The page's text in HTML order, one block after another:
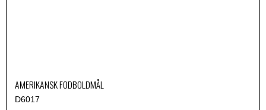
AMERIKANSK FODBOLDMÅL
D6017